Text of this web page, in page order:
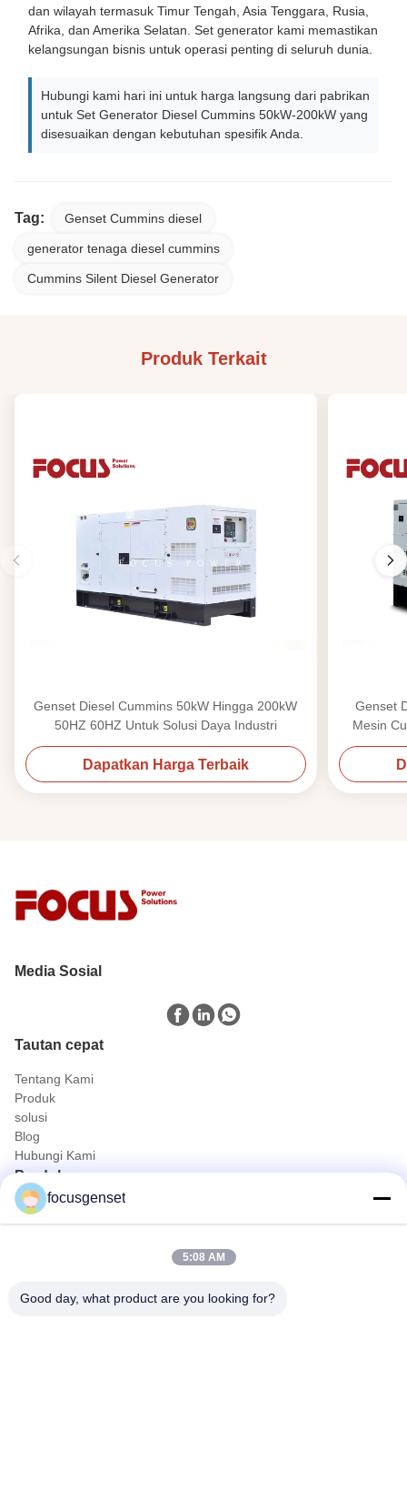
dan wilayah termasuk Timur Tengah, Asia Tenggara, Rusia,
Afrika, dan Amerika Selatan. Set generator kami memastikan
kelangsungan bisnis untuk operasi penting di seluruh dunia.
Hubungi kami hari ini untuk harga langsung dari pabrikan
untuk Set Generator Diesel Cummins 50kW-200kW yang
disesuaikan dengan kebutuhan spesifik Anda.
Tag: Genset Cummins diesel
generator tenaga diesel cummins
Cummins Silent Diesel Generator
Produk Terkait
Genset Diesel Cummins 50kW Hingga 200kW
50HZ 60HZ Untuk Solusi Daya Industri
Dapatkan Harga Terbaik
Genset
Mesin
Media Sosial
Tautan cepat
Tentang Kami
Produk
solusi
Blog
Hubungi Kami
Produk
Set Generator Diesel Cummins
Set Generator Diesel Perkins
Generator Terpasang di Selip
focusgenset
5:08 AM
Good day, what product are you looking for?